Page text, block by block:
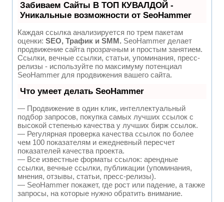
Забиваем Сайты В ТОП КУВАЛДОЙ -
Уникальные возможности от SeoHammer
Каждая ссылка анализируется по трем пакетам
оценки: SEO, Трафик и SMM. SeoHammer делает
продвижение сайта прозрачным и простым занятием.
Ссылки, вечные ссылки, статьи, упоминания, пресс-
релизы - используйте по максимуму потенциал
SeoHammer для продвижения вашего сайта.
Что умеет делать SeoHammer
— Продвижение в один клик, интеллектуальный
подбор запросов, покупка самых лучших ссылок с
высокой степенью качества у лучших бирж ссылок.
— Регулярная проверка качества ссылок по более
чем 100 показателям и ежедневный пересчет
показателей качества проекта.
— Все известные форматы ссылок: арендные
ссылки, вечные ссылки, публикации (упоминания,
мнения, отзывы, статьи, пресс-релизы).
— SeoHammer покажет, где рост или падение, а также
запросы, на которые нужно обратить внимание.